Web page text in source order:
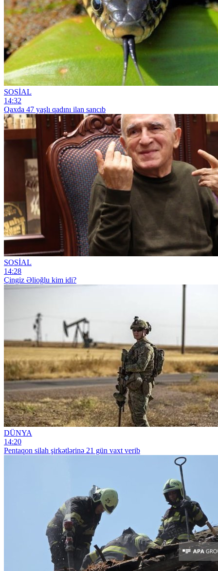
SOSİAL
14:32
Qaxda 47 yaşlı qadını ilan sancıb
SOSİAL
14:28
Çingiz Əlioğlu kim idi?
DÜNYA
14:20
Pentaqon silah şirkətlərinə 21 gün vaxt verib